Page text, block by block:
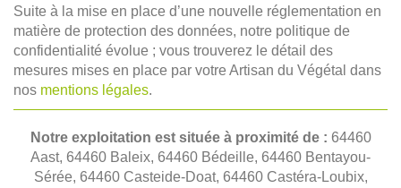
Suite à la mise en place d’une nouvelle réglementation en
matière de protection des données, notre politique de
confidentialité évolue ; vous trouverez le détail des
mesures mises en place par votre Artisan du Végétal dans
nos mentions légales.
Notre exploitation est située à proximité de : 64460
Aast, 64460 Baleix, 64460 Bédeille, 64460 Bentayou-
Sérée, 64460 Casteide-Doat, 64460 Castéra-Loubix,